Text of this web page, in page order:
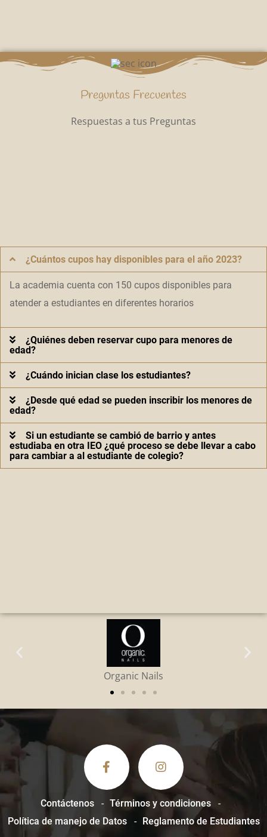
Preguntas Frecuentes
Respuestas a tus Preguntas
¿Cuántos cupos hay disponibles para el año 2023?
La academia cuenta con 150 cupos disponibles para
atender a estudiantes en diferentes horarios
¿Quiénes deben reservar cupo para menores de
edad?
¿Cuándo inician clase los estudiantes?
¿Desde qué edad se pueden inscribir los menores de
edad?
Si un estudiante se cambió de barrio y antes
estudiaba en otra IEO ¿qué proceso se debe llevar a cabo
para cambiar a al estudiante de colegio?
Contáctenos
Términos y condiciones
Política de manejo de Datos
Reglamento de Estudiantes